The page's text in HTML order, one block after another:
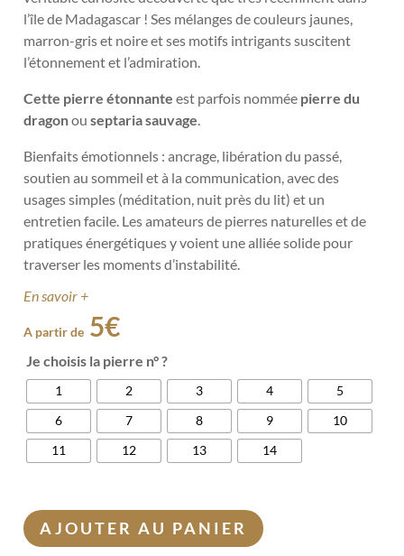
l’île de Madagascar ! Ses mélanges de couleurs jaunes,
marron-gris et noire et ses motifs intrigants suscitent
l’étonnement et l’admiration.
Cette pierre étonnanteest parfois nommée pierre du
dragonouseptaria sauvage.
Bienfaits émotionnels : ancrage, libération du passé,
soutien au sommeil et à la communication, avec des
usages simples (méditation, nuit près du lit) et un
entretien facile. Les amateurs de pierres naturelles et de
pratiques énergétiques y voient une alliée solide pour
traverser les moments d’instabilité.
En savoir +
A partir de 5€
Je choisis la pierre n° ?
1 2 3 4
5
6
7 8 9
10
11
12 13 14
AJOUTER AU PANIER